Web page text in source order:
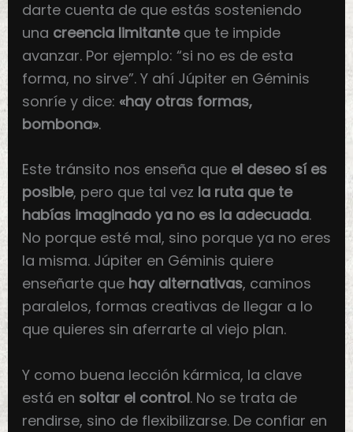
darte cuenta de que estás sosteniendo
una creencia limitanteque te impide
avanzar. Por ejemplo: “si no es de esta
forma, no sirve”. Y ahí Júpiter en Géminis
sonríe y dice: «hay otras formas,
bombona».
Este tránsito nos enseña que el deseo sí es
posible, pero que tal vez la ruta que te
habías imaginado ya no es la adecuada.
No porque esté mal, sino porque ya no eres
la misma. Júpiter en Géminis quiere
enseñarte que hay alternativas, caminos
paralelos, formas creativas de llegar a lo
que quieres sin aferrarte al viejo plan.
Y como buena lección kármica, la clave
está en soltar el control. No se trata de
rendirse, sino de flexibilizarse. De confiar en